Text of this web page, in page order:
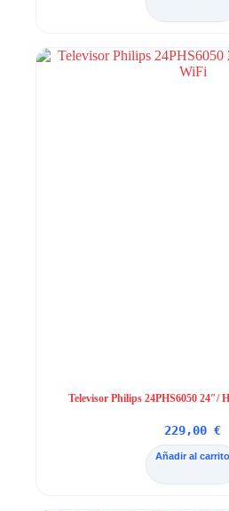
Televisor Philips 24PHS6050 24″/
229,00€
Añadir al carrito